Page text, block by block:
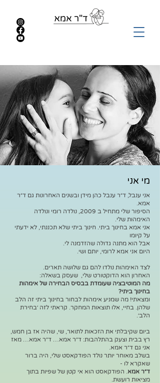
מי אני
אני ענבל, ד״ר ענבל כהן מידן ובשנים האחרונות גם ד״ר
אמא.
הסיפור שלי מתחיל ב 2009, נולדה רומי ונולדה
האימהוּת שלי.
אני אמא בחינוך ביתי. חינוך ביתי שלא תכננתי, לא ידעתי
על קיומו
אבל הוא מתנה גדולה שהזדמנה לי.
היום אני אמא לרומי, יותם ושי.
לצד האימהות נולדו להם גם שלושה תארים.
האחרון הוא הדוקטורט שלי, שעסק בשאלה:
מה המוטיבציה שעומדת בבסיס הבחירה של אימהות
בחינוך ביתי?
ומצאתי! מה שמניע אימהות לבחור בחינוך ביתי זה הלב
שלהן. בחיי, אלו תוצאות המחקר. קראתי לזה ׳בחירת
הלב׳.
ביום שקיבלתי את הזכאות לתואר, שי, שהיה אז בן חמש,
רץ בבית וצעק בהתלהבות: ד״ר אמא… ד״ר אמא… מאז
אני גם ד״ר אמא.
בשלב מאוחר יותר נולד הפודקאסט שלי, היה ברור
שאקרא לו -
ד״ר אמא. הפודקאסט הוא אי קטן של שפיות בתוך
מציאות רועשת.